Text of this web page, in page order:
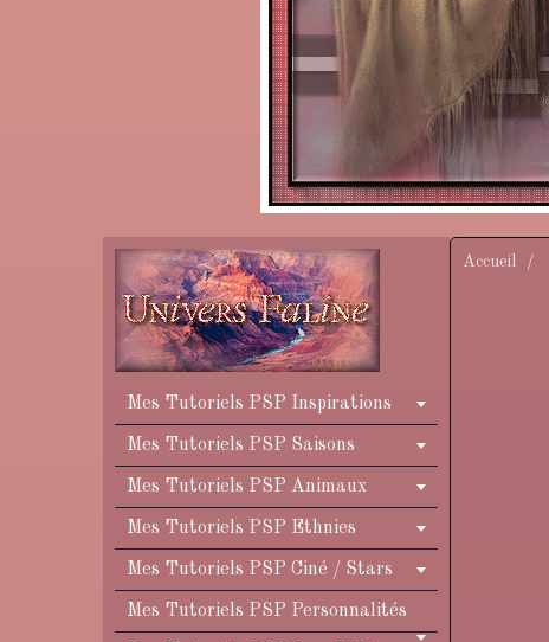
Accueil
Mes Tutoriels PSP Inspirations
Mes Tutoriels PSP Saisons
Mes Tutoriels PSP Animaux
Mes Tutoriels PSP Ethnies
Mes Tutoriels PSP Ciné / Stars
Mes Tutoriels PSP Personnalités